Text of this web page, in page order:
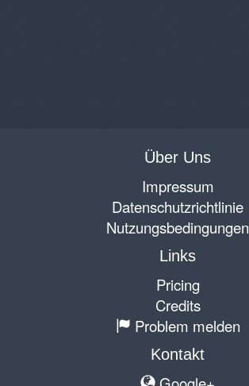
Über Uns
Impressum
Datenschutzrichtlinie
Nutzungsbedingungen
Links
Pricing
Credits
Problem melden
Kontakt